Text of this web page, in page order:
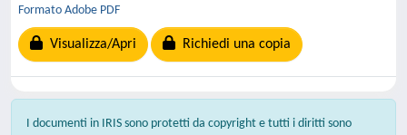
Formato Adobe PDF
Visualizza/Apri Richiedi una copia
I documenti in IRIS sono protetti da copyright e tutti i diritti sono